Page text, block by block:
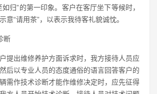
归”的第一印象。客户在客厅坐下等候时，
意“请用茶”，以表示我待客礼貌诚忱。
断
提出维修养护方面诉求时，我方接待人员应
后以专业人员的态度通俗的语言回答客户的
需作技术诊断才能作维修决定时，应先征得